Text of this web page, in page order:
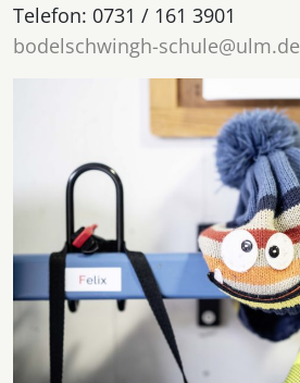
Telefon: 0731 / 161 3901
bodelschwingh-schule@ulm.de